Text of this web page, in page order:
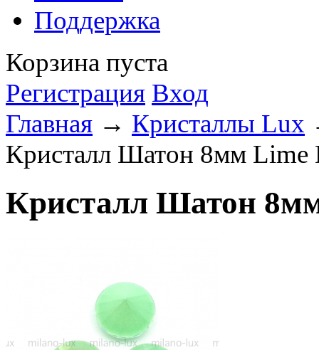
Поддержка
Корзина пуста
Регистрация Вход
Главная → Кристаллы Lux
Кристалл Шатон 8мм Lime
Кристалл Шатон